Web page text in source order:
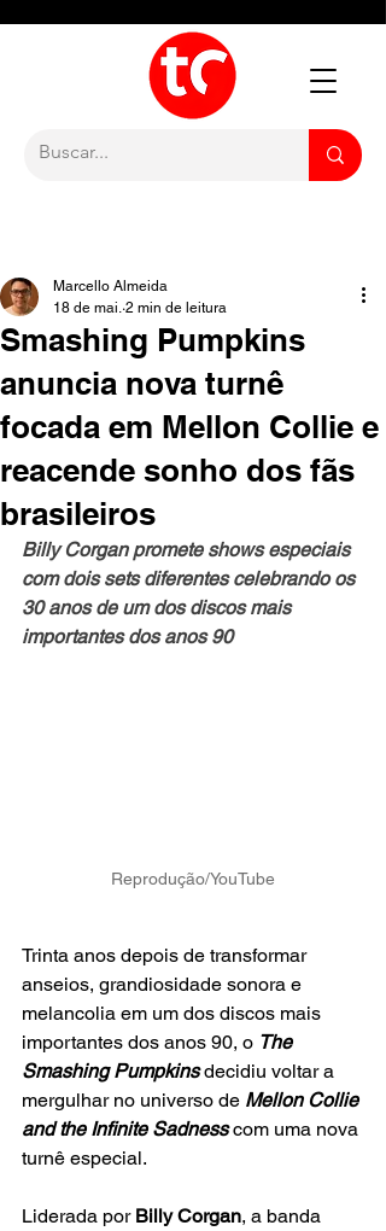
Smashing Pumpkins
anuncia nova turnê
focada em Mellon Collie e
reacende sonho dos fãs
brasileiros
Marcello Almeida
18 de mai. 2 min de leitura
Billy Corgan promete shows especiais
com dois sets diferentes celebrando os
30 anos de um dos discos mais
importantes dos anos 90
Reprodução/YouTube
Trinta anos depois de transformar
anseios, grandiosidade sonora e
melancolia em um dos discos mais
importantes dos anos 90, o The
Smashing Pumpkins decidiu voltar a
mergulhar no universo de Mellon Collie
and the Infinite Sadness com uma nova
turnê especial.
Liderada por Billy Corgan, a banda